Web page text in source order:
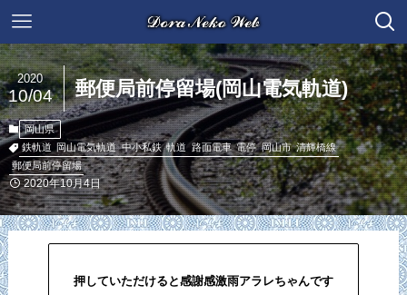
郵便局前停留場(岡山電気軌道)
2020
10/04
岡山県
鉄軌道
岡山電気軌道 中小私鉄 軌道 路面電車 電停 岡山市 清輝橋線
郵便局前停留場
2020年10月4日
押していただけると感謝感激雨アラレちゃんです